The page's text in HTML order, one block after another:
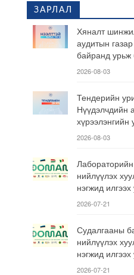
ЗАРЛАЛ
Хяналт
аудитын
байранд урьж
2026-08-03
Тендерийн
Нүүдэлчдийн
хүрээлэнгийн
2026-08-03
Лабораторийн
нийлүүлэх
нэгжид илгээх
2026-07-21
Судалгааны
нийлүүлэх
нэгжид илгээх
2026-07-21